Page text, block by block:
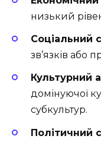
низький
Соціальний
зв’язків або
Культурний
домінуючої
субкультур.
Політичний